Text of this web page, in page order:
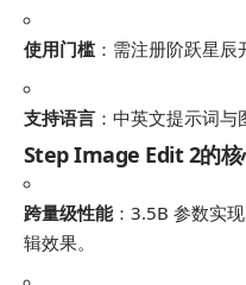
使用门槛：需注册阶跃星辰
支持语言 ：中英文提示词
Step Image Edit 2的核
跨量级性能：3.5B 参数实
辑效果。